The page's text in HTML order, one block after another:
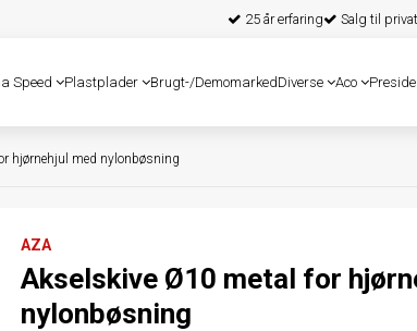
25 år erfaring Salg til
Speed Plastplader Brugt-/DemomarkedDiverse Aco
hjørnehjul med nylonbøsning
AZA
Akselskive Ø10 metal for
nylonbøsning